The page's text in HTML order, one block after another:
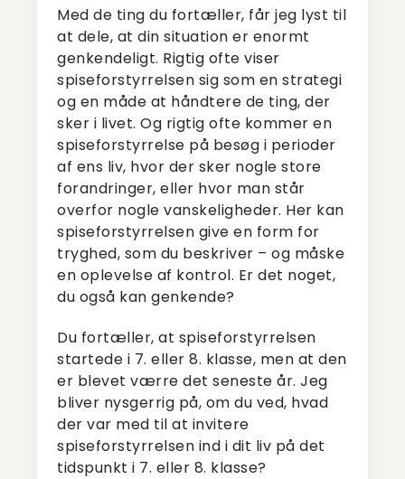
Med de ting du fortæller, får jeg lyst til
at dele, at din situation er enormt
genkendeligt. Rigtig ofte viser
spiseforstyrrelsen sig som en strategi
og en måde at håndtere de ting, der
sker i livet. Og rigtig ofte kommer en
spiseforstyrrelse på besøg i perioder
af ens liv, hvor der sker nogle store
forandringer, eller hvor man står
overfor nogle vanskeligheder. Her kan
spiseforstyrrelsen give en form for
tryghed, som du beskriver – og måske
en oplevelse af kontrol. Er det noget,
du også kan genkende?
Du fortæller, at spiseforstyrrelsen
startede i 7. eller 8. klasse, men at den
er blevet værre det seneste år. Jeg
bliver nysgerrig på, om du ved, hvad
der var med til at invitere
spiseforstyrrelsen ind i dit liv på det
tidspunkt i 7. eller 8. klasse?